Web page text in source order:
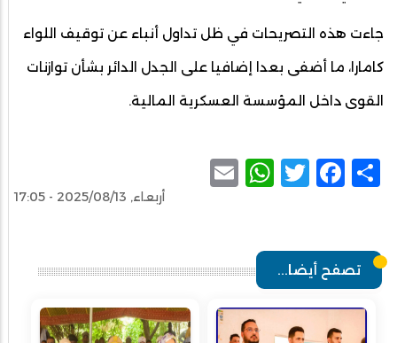
جاءت هذه التصريحات في ظل تداول أنباء عن توقيف اللواء
كامارا، ما أضفى بعدا إضافيا على الجدل الدائر بشأن توازنات
القوى داخل المؤسسة العسكرية المالية.
Share
Facebook
Twitter
WhatsApp
أربعاء, 2025/08/13 - 17:05
تصفح أيضا...